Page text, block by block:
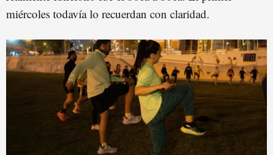
miércoles todavía lo recuerdan con claridad.